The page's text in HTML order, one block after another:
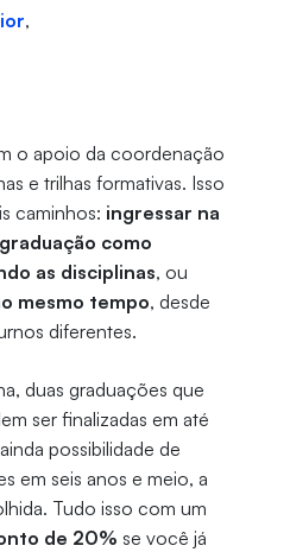
,
o apoio da coordenação
e trilhas formativas. Isso
caminhos: ingressar na
como
as disciplinas, ou
mesmo tempo, desde
diferentes.
duas graduações que
ser finalizadas em até
possibilidade de
em seis anos e meio, a
Tudo isso com um
de 20% se você já